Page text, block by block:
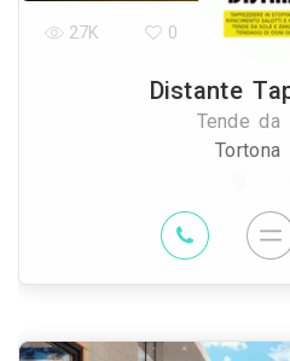
Distante
Tende da
Tortona
27K 0